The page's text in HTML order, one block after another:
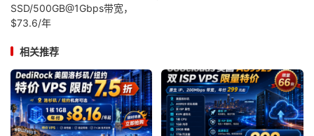
SSD/500GB@1Gbps带宽，
$73.6/年
相关推荐